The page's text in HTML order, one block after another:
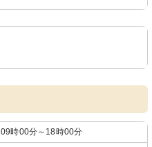
09時00分～18時00分